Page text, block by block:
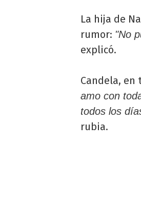
La hija de
rumor: "No
explicó.
Candela, en
amo con
todos los
rubia.